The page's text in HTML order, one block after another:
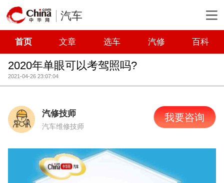
汽车
首页 文章 选车 汽修 百科
2020年单眼可以考驾照吗?
2021-04-26 23:07:04
汽修技师
汽车维修技师
我要咨询